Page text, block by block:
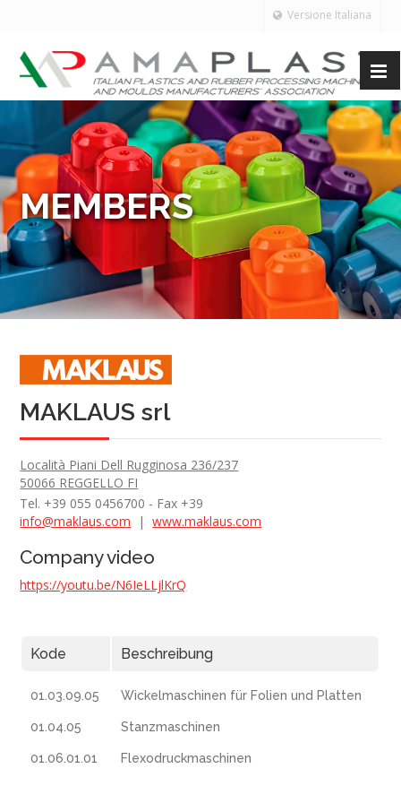
Versione Italiana
MEMBERS
MAKLAUS srl
Località Piani Dell Rugginosa 236/237
50066 REGGELLO FI
Tel. +39 055 0456700 - Fax +39
info@maklaus.com |www.maklaus.com
Company video
https://youtu.be/N6IeLLjlKrQ
Kode Beschreibung
01.03.09.05 Wickelmaschinen für Folien und Platten
01.04.05 Stanzmaschinen
01.06.01.01 Flexodruckmaschinen